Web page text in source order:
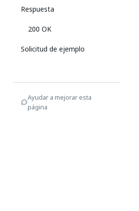
Respuesta
200 OK
Solicitud de ejemplo
Ayudar a mejorar esta
página